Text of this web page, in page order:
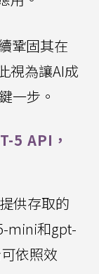
鞏固其在
視為讓AI成
一步。
5 API，
供存取的
mini和gpt-
依照效